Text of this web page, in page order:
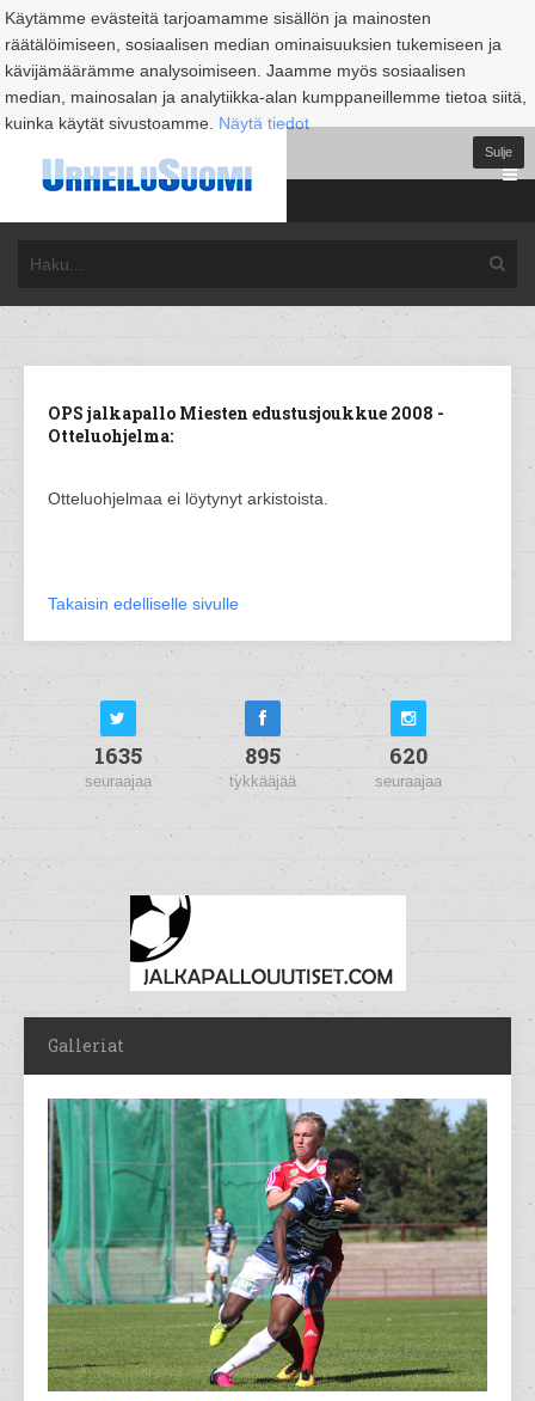
Käytämme evästeitä tarjoamamme sisällön ja mainosten
räätälöimiseen, sosiaalisen median ominaisuuksien tukemiseen ja
kävijämäärämme analysoimiseen. Jaamme myös sosiaalisen
median, mainosalan ja analytiikka-alan kumppaneillemme tietoa siitä,
kuinka käytät sivustoamme. Näytä tiedot
Sulje
OPS jalkapallo Miesten edustusjoukkue 2008 -
Otteluohjelma:
Otteluohjelmaa ei löytynyt arkistoista.
Takaisin edelliselle sivulle
1635
seuraajaa
895
tykkääjää
620
seuraajaa
Galleriat